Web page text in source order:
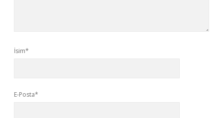
İsim*
E-Posta*